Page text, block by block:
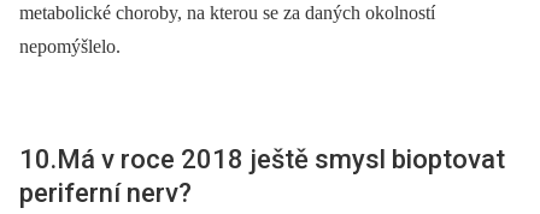
metabolické choroby, na kterou se za daných okolností
nepomýšlelo.
10.Má v roce 2018 ještě smysl bioptovat
periferní nerv?